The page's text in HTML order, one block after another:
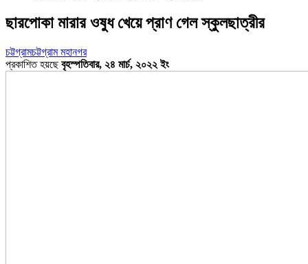
ছারপোকা মারার ওষুধ খেয়ে প্রাণ গেল স্কুলছাত্রীর
চট্টগ্রামচট্টগ্রাম মহানগর
প্রকাশিত হয়ছেবৃহস্পতিবার, ২৪ মার্চ, ২০২২ ইং